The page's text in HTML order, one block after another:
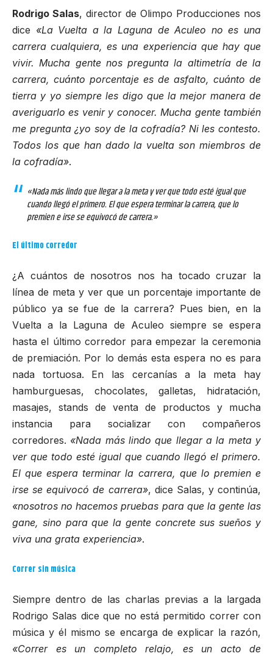
Rodrigo Salas, director de Olimpo Producciones nos
dice «La Vuelta a la Laguna de Aculeo no es una
carrera cualquiera, es una experiencia que hay que
vivir. Mucha gente nos pregunta la altimetría de la
carrera, cuánto porcentaje es de asfalto, cuánto de
tierra y yo siempre les digo que la mejor manera de
averiguarlo es venir y conocer. Mucha gente también
me pregunta ¿yo soy de la cofradía? Ni les contesto.
Todos los que han dado la vuelta son miembros de
la cofradía».
«Nada más lindo que llegar a la meta y ver que todo esté igual que
cuando llegó el primero. El que espera terminar la carrera, que lo
premien e irse se equivocó de carrera.»
El último corredor
¿A cuántos de nosotros nos ha tocado cruzar la
línea de meta y ver que un porcentaje importante de
público ya se fue de la carrera? Pues bien, en la
Vuelta a la Laguna de Aculeo siempre se espera
hasta el último corredor para empezar la ceremonia
de premiación. Por lo demás esta espera no es para
nada tortuosa. En las cercanías a la meta hay
hamburguesas, chocolates, galletas, hidratación,
masajes, stands de venta de productos y mucha
instancia para socializar con compañeros
corredores. «Nada más lindo que llegar a la meta y
ver que todo esté igual que cuando llegó el primero.
El que espera terminar la carrera, que lo premien e
irse se equivocó de carrera», dice Salas, y continúa,
«nosotros no hacemos pruebas para que la gente las
gane, sino para que la gente concrete sus sueños y
viva una grata experiencia».
Correr sin música
Siempre dentro de las charlas previas a la largada
Rodrigo Salas dice que no está permitido correr con
música y él mismo se encarga de explicar la razón,
«Correr es un completo relajo, es un acto de